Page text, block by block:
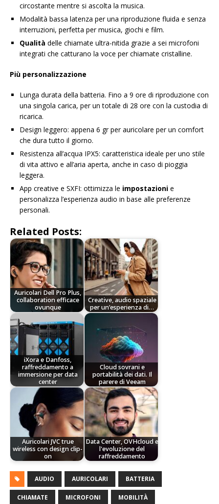
circostante mentre si ascolta la musica.
Modalità bassa latenza per una riproduzione fluida e senza
interruzioni, perfetta per musica, giochi e film.
Qualità delle chiamate ultra-nitida grazie a sei microfoni
integrati che catturano la voce per chiamate cristalline.
Più personalizzazione
Lunga durata della batteria. Fino a 9 ore di riproduzione con
una singola carica, per un totale di 28 ore con la custodia di
ricarica.
Design leggero: appena 6 gr per auricolare per un comfort
che dura tutto il giorno.
Resistenza all’acqua IPX5: caratteristica ideale per uno stile
di vita attivo e all’aria aperta, anche in caso di pioggia
leggera.
App creative e SXFI: ottimizza le impostazioni e
personalizza l’esperienza audio in base alle preferenze
personali.
Related Posts:
Auricolari Dell Pro Plus,
collaboration efficace
ovunque
Creative, audio spaziale
per un’esperienza di…
iXora e Danfoss,
raffreddamento a
immersione per data
center
Cloud sovrani e
portabilità dei dati. Il
parere di Veeam
Auricolari JVC true
wireless con design clip-
on
Data Center, OVHcloud e
l'evoluzione del
raffreddamento
AUDIO AURICOLARI BATTERIA
CHIAMATE MICROFONI MOBILITÀ